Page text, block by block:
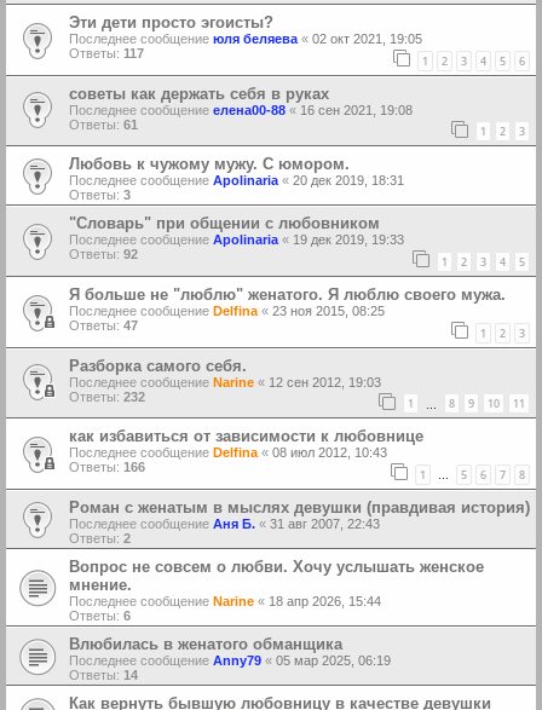
Эти дети просто эгоисты?
Последнее сообщение юля беляева « 02 окт 2021, 19:05
Ответы: 117 1 2 3 4 5 6
советы как держать себя в руках
Последнее сообщение елена00-88 « 16 сен 2021, 19:08
Ответы: 61 1 2 3
Любовь к чужому мужу. С юмором.
Последнее сообщение Apolinaria « 20 дек 2019, 18:31
Ответы: 3
"Словарь" при общении с любовником
Последнее сообщение Apolinaria « 19 дек 2019, 19:33
Ответы: 92 1 2 3 4 5
Я больше не "люблю" женатого. Я люблю своего мужа.
Последнее сообщение Delfina « 23 ноя 2015, 08:25
Ответы: 47 1 2 3
Разборка самого себя.
Последнее сообщение Narine « 12 сен 2012, 19:03
Ответы: 232 1 8 9 10 11
как избавиться от зависимости к любовнице
Последнее сообщение Delfina « 08 июл 2012, 10:43
Ответы: 166 1 … 5 6 7 8
Роман с женатым в мыслях девушки (правдивая история)
Последнее сообщение Аня Б. « 31 авг 2007, 22:43
Ответы: 2
Вопрос не совсем о любви. Хочу услышать женское
мнение.
Последнее сообщение Narine « 18 апр 2026, 15:44
Ответы: 6
Влюбилась в женатого обманщика
Последнее сообщение Anny79 « 05 мар 2025, 06:19
Ответы: 14
Как вернуть бывшую любовницу в качестве девушки